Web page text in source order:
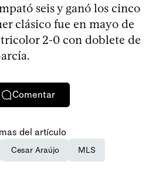
seis y ganó los cinco
clásico fue en mayo de
2-0 con doblete de
Comentar
del artículo
Cesar Araújo MLS